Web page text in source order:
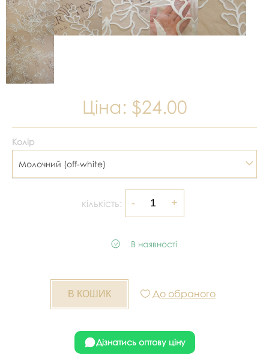
Ціна: $24.00
Колір
Молочний (off-white)
кількість:
В наявності
До обраного
Дізнатись оптову ціну